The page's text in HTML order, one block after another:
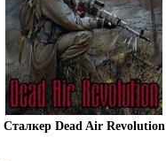
Сталкер Dead Air Revolution